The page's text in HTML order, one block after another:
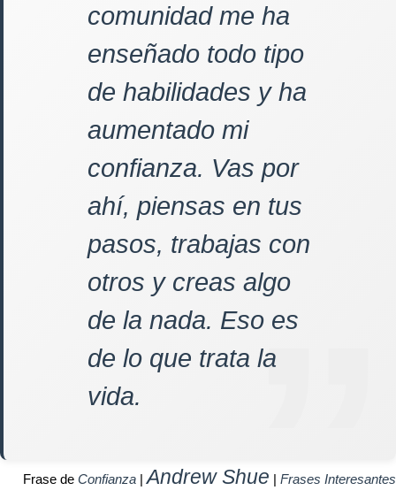
comunidad me ha
enseñado todo tipo
de habilidades y ha
aumentado mi
confianza. Vas por
ahí, piensas en tus
pasos, trabajas con
otros y creas algo
de la nada. Eso es
de lo que trata la
vida.
Frase de Confianza |Andrew Shue | Frases Interesantes